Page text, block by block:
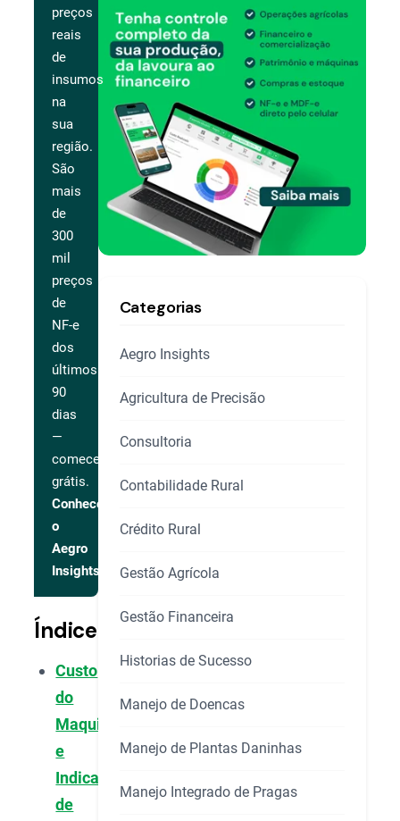
preços
reais
de
insumos
na
sua
região.
São
mais
de
300
mil
preços
de
NF-e
dos
últimos
90
dias
—
comece
grátis.
Conhecer
o
Aegro
Insights
Índice
Custo
do
Maquinário
e
Indicadores
de
Categorias
Aegro Insights
Agricultura de Precisão
Consultoria
Contabilidade Rural
Crédito Rural
Gestão Agrícola
Gestão Financeira
Historias de Sucesso
Manejo de Doencas
Manejo de Plantas Daninhas
Manejo Integrado de Pragas